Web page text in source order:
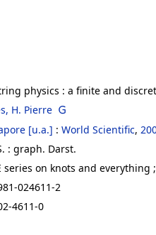
physics : a finite and
H. Pierre
[u.a.] : World Scientific,
: graph. Darst.
series on knots and everything
024611-2
4611-0